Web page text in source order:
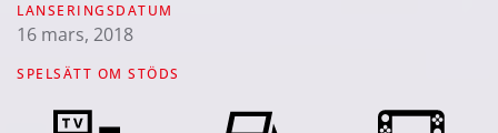
LANSERINGSDATUM
16 mars, 2018
SPELSÄTT OM STÖDS